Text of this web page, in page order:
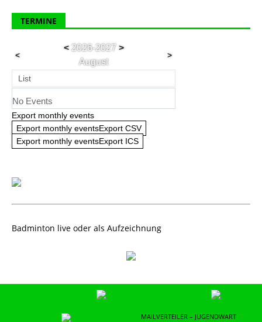
TERMINE
<
<2026-2027 >
August
>
List
No Events
Export monthly events
Export monthly eventsExport CSV
Export monthly eventsExport ICS
Badminton live oder als Aufzeichnung
MAILVERTEILER – JUGENDWART